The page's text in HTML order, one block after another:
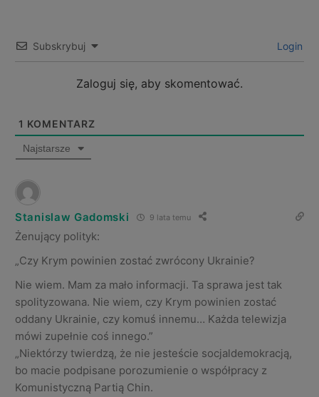
Subskrybuj Login
Zaloguj się, aby skomentować.
1 KOMENTARZ
Najstarsze
Stanislaw Gadomski 9 lata temu
Żenujący polityk:
„Czy Krym powinien zostać zwrócony Ukrainie?
Nie wiem. Mam za mało informacji. Ta sprawa jest tak
spolityzowana. Nie wiem, czy Krym powinien zostać
oddany Ukrainie, czy komuś innemu… Każda telewizja
mówi zupełnie coś innego.”
„Niektórzy twierdzą, że nie jesteście socjaldemokracją,
bo macie podpisane porozumienie o współpracy z
Komunistyczną Partią Chin.